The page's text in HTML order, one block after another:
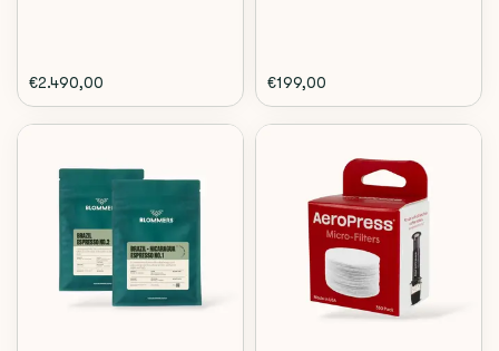
€2.490,00 €199,00